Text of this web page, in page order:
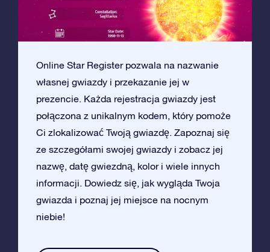
Online Star Register pozwala na nazwanie
własnej gwiazdy i przekazanie jej w
prezencie. Każda rejestracja gwiazdy jest
połączona z unikalnym kodem, który pomoże
Ci zlokalizować Twoją gwiazdę. Zapoznaj się
ze szczegółami swojej gwiazdy i zobacz jej
nazwę, datę gwiezdną, kolor i wiele innych
informacji. Dowiedz się, jak wygląda Twoja
gwiazda i poznaj jej miejsce na nocnym
niebie!